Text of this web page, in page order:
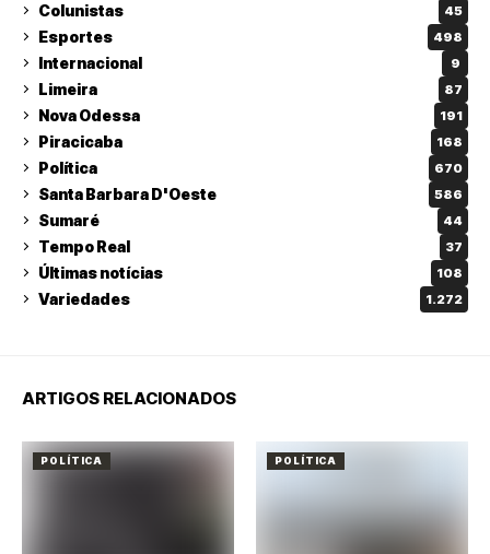
Colunistas 45
Esportes 498
Internacional 9
Limeira 87
Nova Odessa 191
Piracicaba 168
Política 670
Santa Barbara D'Oeste 586
Sumaré 44
Tempo Real 37
Últimas notícias 108
Variedades 1.272
ARTIGOS RELACIONADOS
POLÍTICA POLÍTICA